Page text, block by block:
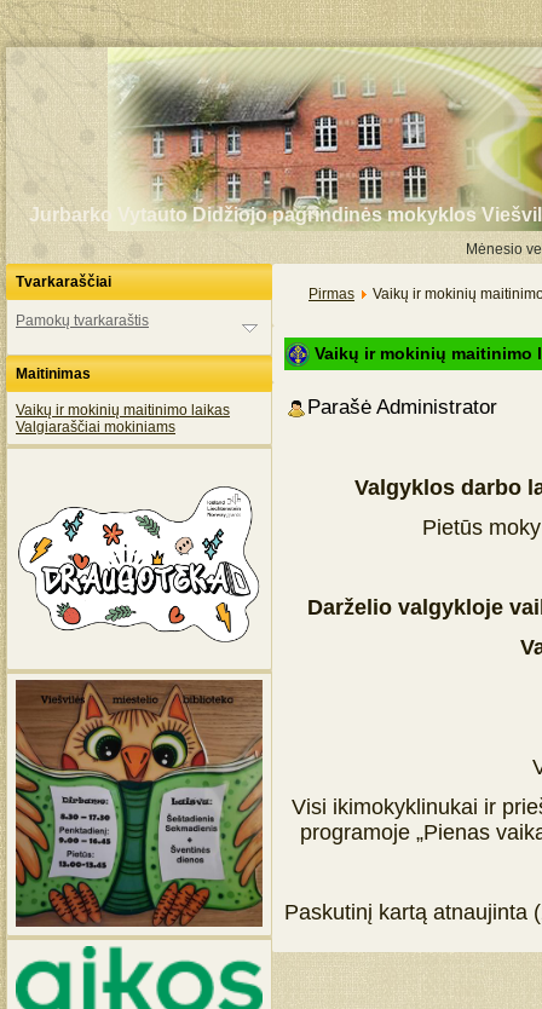
Jurbarko Vytauto Didžiojo pagrindinės mokyklos
Mėnesio
Tvarkaraščiai
Pamokų tvarkaraštis
Maitinimas
Vaikų ir mokinių maitinimo laikas
Valgiaraščiai mokiniams
Pirmas Vaikų ir mokinių
Vaikų ir mokinių maitinimo
Parašė Administrator
Valgyklos darbo
Pietūs
Darželio valgykloje
Visi ikimokyklinukai ir
programoje „Pienas
Paskutinį kartą atnaujinta